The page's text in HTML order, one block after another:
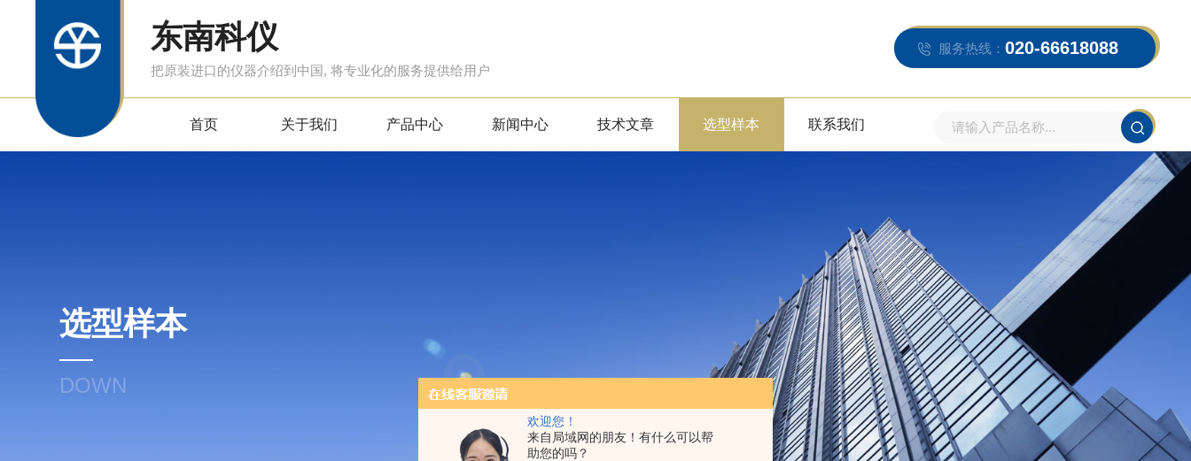
欢迎您！
来自局域网的朋友！有什么可以帮
助您的吗？
东南科仪
把原装进口的仪器介绍到中国, 将专业化的服务提供给用户
服务热线： 020-66618088
首页 关于我们 产品中心 新闻中心 技术文章 选型样本 联系我们
选型样本
DOWN